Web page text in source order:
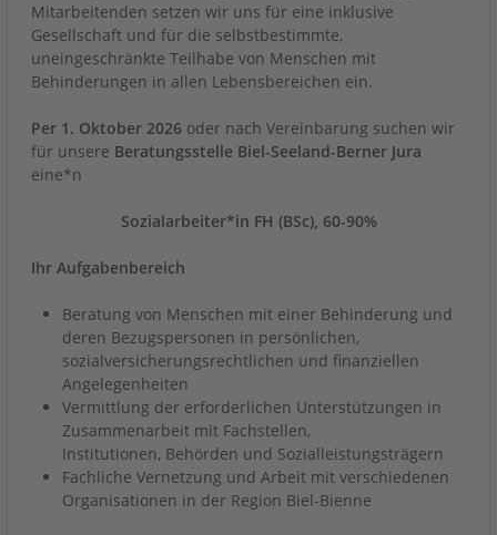
Mitarbeitenden setzen wir uns für eine inklusive
Gesellschaft und für die selbstbestimmte,
uneingeschränkte Teilhabe von Menschen mit
Behinderungen in allen Lebensbereichen ein.
Per 1. Oktober 2026 oder nach Vereinbarung suchen wir
für unsere Beratungsstelle Biel-Seeland-Berner Jura
eine*n
Sozialarbeiter*in FH (BSc), 60-90%
Ihr Aufgabenbereich
Beratung von Menschen mit einer Behinderung und
deren Bezugspersonen in persönlichen,
sozialversicherungsrechtlichen und finanziellen
Angelegenheiten
Vermittlung der erforderlichen Unterstützungen in
Zusammenarbeit mit Fachstellen,
Institutionen, Behörden und Sozialleistungsträgern
Fachliche Vernetzung und Arbeit mit verschiedenen
Organisationen in der Region Biel-Bienne